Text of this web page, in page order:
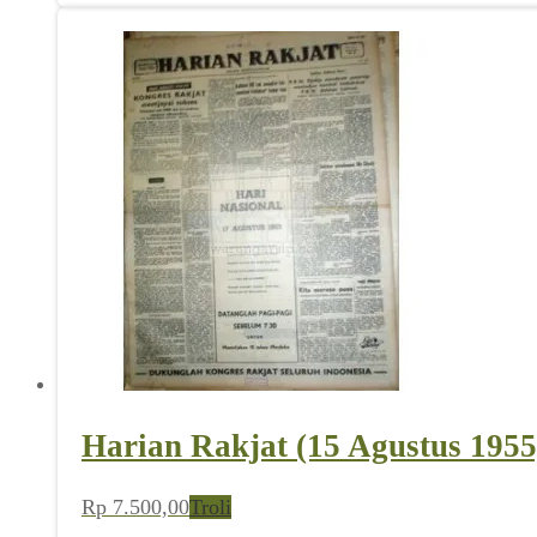
Harian Rakjat (15 Agustus
Rp 7.500,00Troli